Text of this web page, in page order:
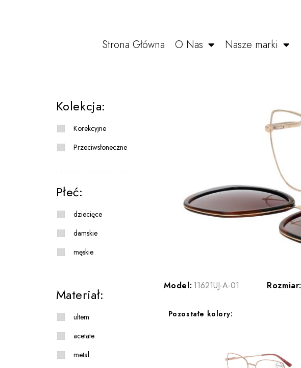
Strona Główna O Nas Nasze marki
Kolekcja:
Korekcyjne
Przeciwsłoneczne
Płeć:
dziecięce
damskie
męskie
Materiał:
ultem
acetate
metal
Model: 11621UJ-A-01 Rozmiar:
Pozostałe kolory: